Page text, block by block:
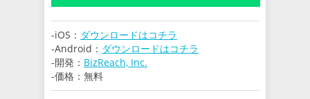
-iOS： ダウンロードはコチラ
-Android： ダウンロードはコチラ
-開発： BizReach, Inc.
-価格：無料